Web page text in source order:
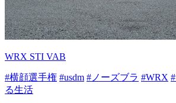
WRX STI VAB
#横顔選手権 #usdm #ノーズブラ #WRX
る生活